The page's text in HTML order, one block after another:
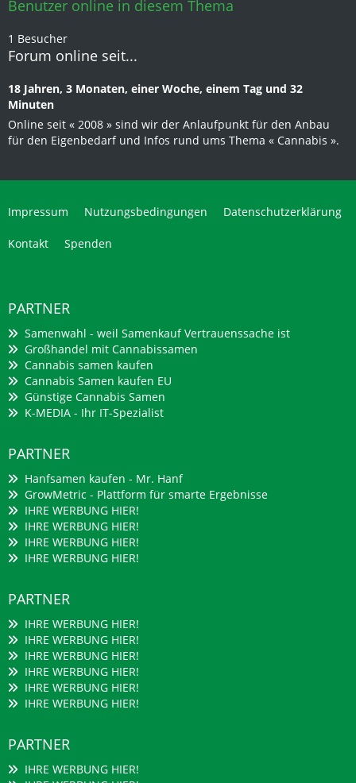
Benutzer online in diesem Thema
1 Besucher
Forum online seit...
18 Jahren, 3 Monaten, einer Woche, einem Tag und 32
Minuten
Online seit « 2008 » sind wir der Anlaufpunkt für den Anbau
für den Eigenbedarf und Infos rund ums Thema « Cannabis ».
Impressum Nutzungsbedingungen Datenschutzerklärung
Kontakt Spenden
PARTNER
Samenwahl - weil Samenkauf Vertrauenssache ist
Großhandel mit Cannabissamen
Cannabis samen kaufen
Cannabis Samen kaufen EU
Günstige Cannabis Samen
K-MEDIA - Ihr IT-Spezialist
PARTNER
Hanfsamen kaufen - Mr. Hanf
GrowMetric - Plattform für smarte Ergebnisse
IHRE WERBUNG HIER!
IHRE WERBUNG HIER!
IHRE WERBUNG HIER!
IHRE WERBUNG HIER!
PARTNER
IHRE WERBUNG HIER!
IHRE WERBUNG HIER!
IHRE WERBUNG HIER!
IHRE WERBUNG HIER!
IHRE WERBUNG HIER!
IHRE WERBUNG HIER!
PARTNER
IHRE WERBUNG HIER!